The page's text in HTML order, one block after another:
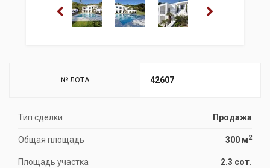
№ ЛОТА 42607
Тип сделки Продажа
Общая площадь 300 м2
Площадь участка 2.3 сот.